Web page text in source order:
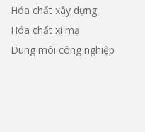
Hóa chất xây dựng
Hóa chất xi mạ
Dung môi công nghiệp